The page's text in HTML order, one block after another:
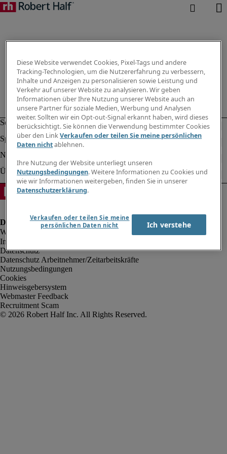
Impressum
Datenschutz
Datenschutz Arbeitnehmer/Zeitarbeitskräfte
Nutzungsbedingungen
Cookies
Hinweisgebersystem
Webmaster Feedback
Recruitment Scam
Diese Website verwendet Cookies, Pixel-Tags und andere
Tracking-Technologien, um die Nutzererfahrung zu verbessern,
Inhalte und Anzeigen zu personalisieren sowie Leistung und
Verkehr auf unserer Website zu analysieren. Wir geben
Informationen über Ihre Nutzung unserer Website auch an
unsere Partner für soziale Medien, Werbung und Analysen
weiter. Sollten wir ein Opt-out-Signal erkannt haben, wird dieses
berücksichtigt. Sie können die Verwendung bestimmter Cookies
über den LinkVerkaufen oder teilen Sie meine persönlichen
Daten nichtablehnen.
Ihre Nutzung der Website unterliegt unseren
Nutzungsbedingungen. Weitere Informationen zu Cookies und
wie wir Informationen weitergeben, finden Sie in unserer
Datenschutzerklärung.
Verkaufen oder teilen Sie meine
persönlichen Daten nicht
Ich verstehe